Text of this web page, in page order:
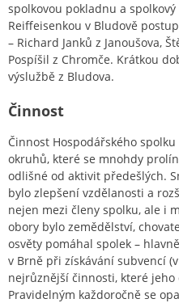
spolkovou pokladnu a
Reiffeisenkou v Bludově
– Richard Janků z Janoušova,
Pospíšil z Chromče. Krátkou
výslužbě z Bludova.
Činnost
Činnost Hospodářského
okruhů, které se mnohdy
odlišné od aktivit předešlých.
bylo zlepšení vzdělanosti a
nejen mezi členy spolku, ale i
obory bylo zemědělství,
osvěty pomáhal spolek –
v Brně při získávání subvencí
nejrůznější činnosti, které jeho
Pravidelným každoročně se